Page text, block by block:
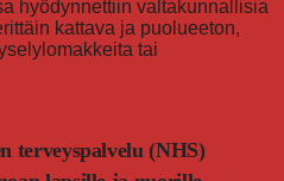
hyödynnettiin valtakunnallisia
kattava ja puolueeton,
tai
terveyspalvelu (NHS)